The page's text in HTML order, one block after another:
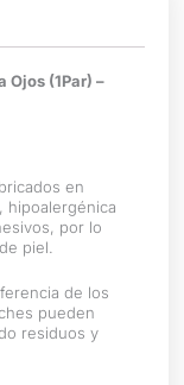
Ojos (1Par) –
en
hipoalergénica
por lo
piel.
de los
pueden
residuos y